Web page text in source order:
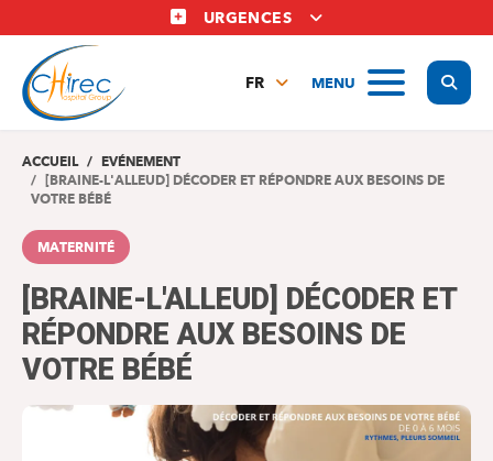
au
contenu
principal
URGENCES
MENU
FR
ACCUEIL
EVÉNEMENT
[BRAINE-L'ALLEUD] DÉCODER ET RÉPONDRE AUX BESOINS DE
VOTRE BÉBÉ
MATERNITÉ
[BRAINE-L'ALLEUD] DÉCODER ET
RÉPONDRE AUX BESOINS DE
VOTRE BÉBÉ